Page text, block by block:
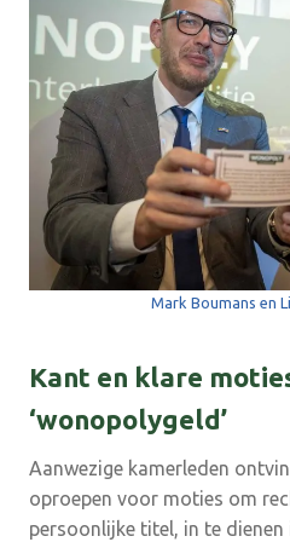
Mark Boumans en
Kant en klare
‘wonopolygeld’
Aanwezige kamerleden
oproepen voor moties om
persoonlijke titel, in te dienen